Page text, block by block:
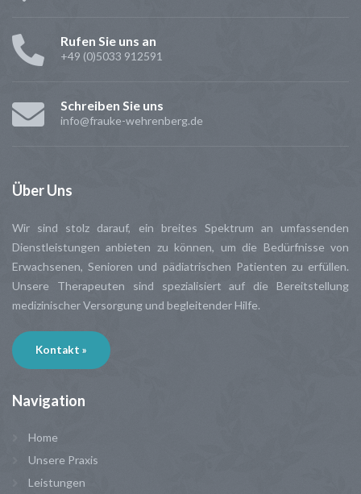
Rufen Sie uns an
+49 (0)5033 912591
Schreiben Sie uns
info@frauke-wehrenberg.de
ÜberUns
Wir sind stolz darauf, ein breites Spektrum an umfassenden
Dienstleistungen anbieten zu können, um die Bedürfnisse von
Erwachsenen, Senioren und pädiatrischen Patienten zu erfüllen.
Unsere Therapeuten sind spezialisiert auf die Bereitstellung
medizinischer Versorgung und begleitender Hilfe.
Kontakt »
Navigation
Home
Unsere Praxis
Leistungen